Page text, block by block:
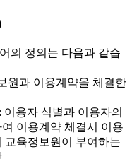
의 정의는 다음과 같습
원과 이용계약을 체결한
용자 식별과 이용자의
이용계약 체결시 이용
교육정보원이 부여하는